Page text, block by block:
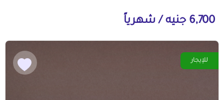
6,700 جنيه / شهرياً
للإيجار